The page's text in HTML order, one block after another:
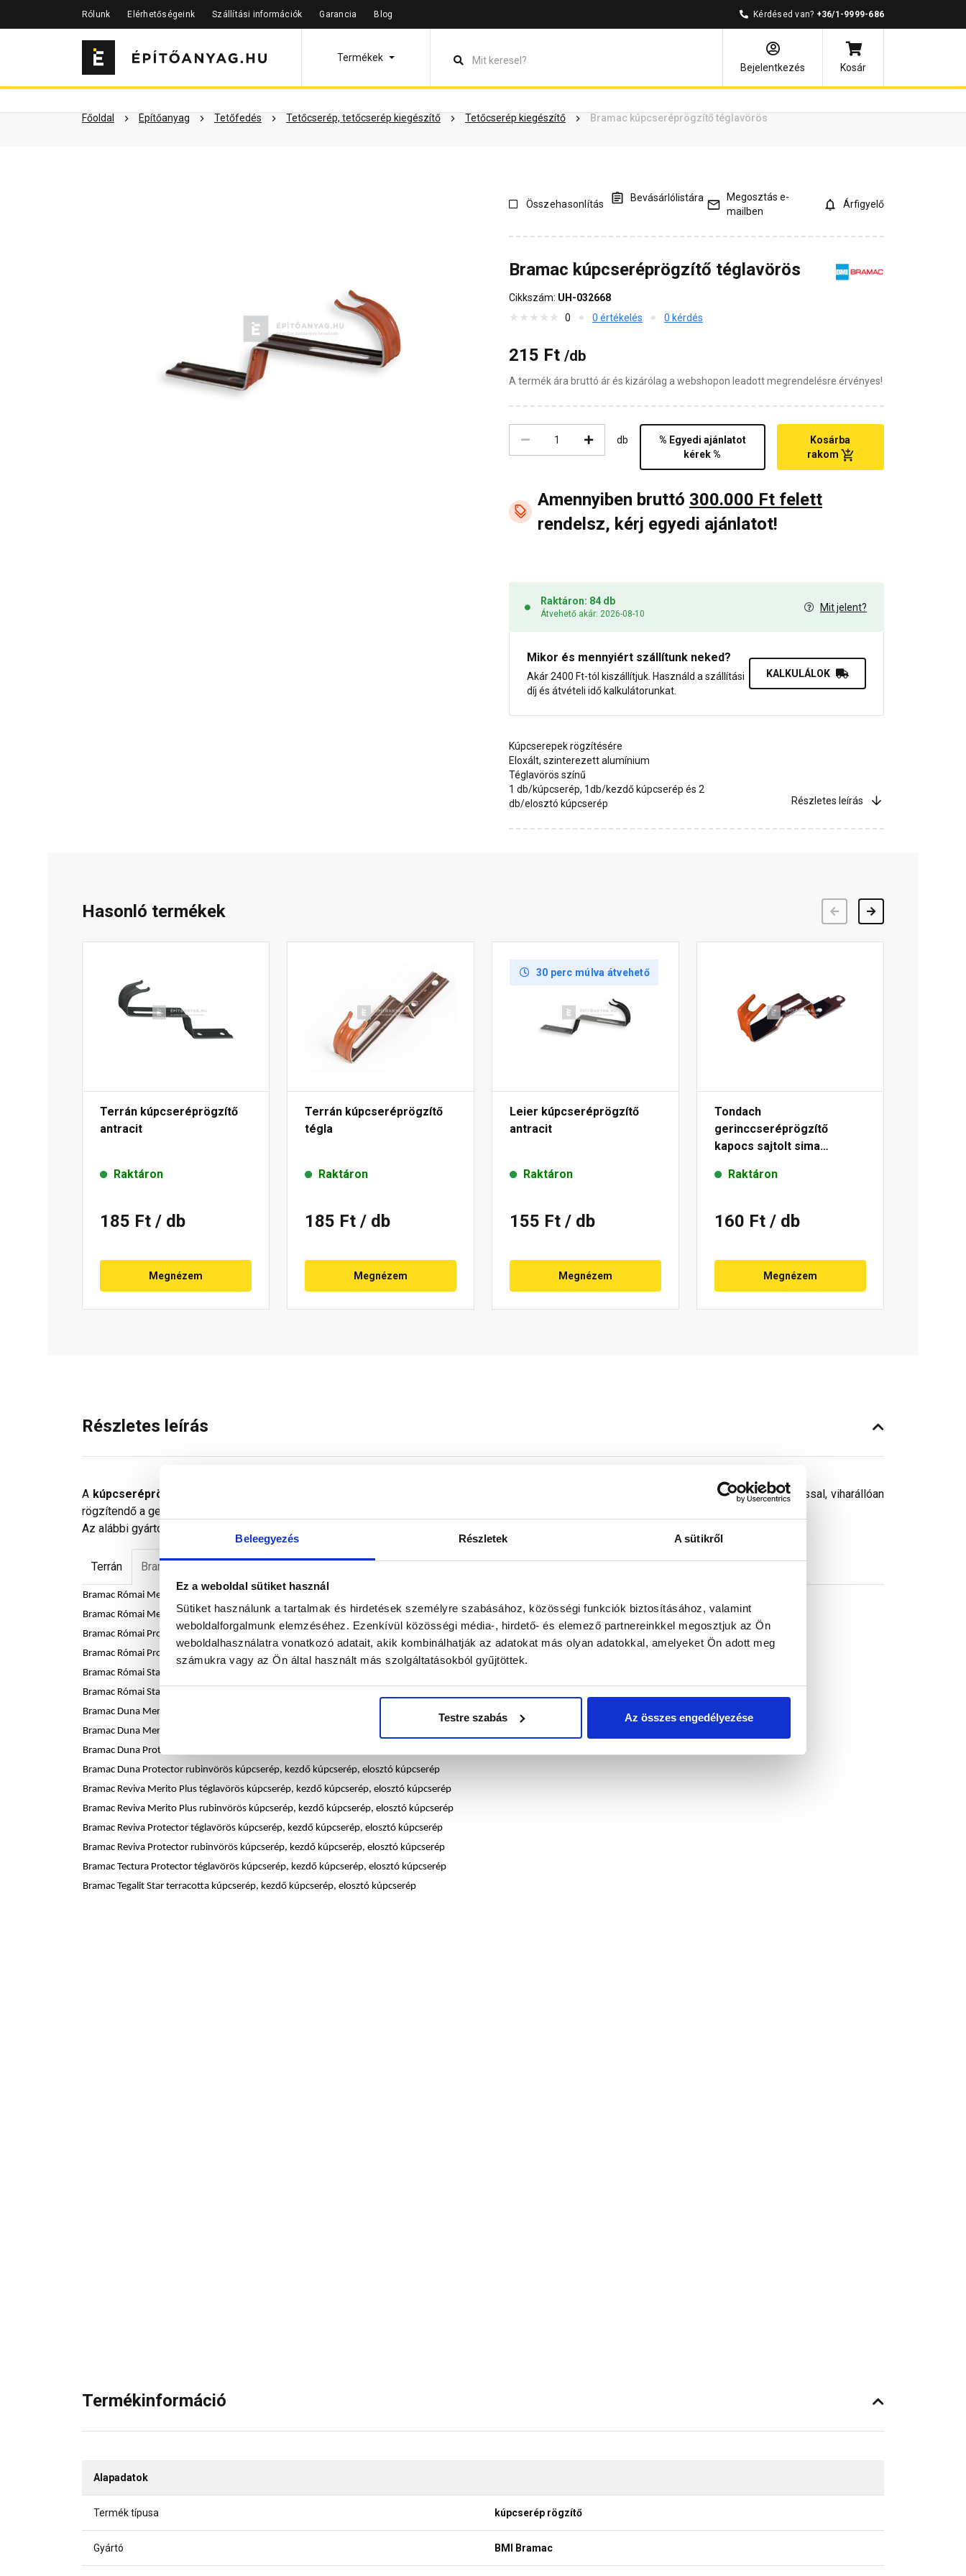
Beleegyezés Részletek A sütikről
Ez a weboldal sütiket használ
Sütiket használunk a tartalmak és hirdetések személyre szabásához, közösségi funkciók biztosításához, valamint
weboldalforgalmunk elemzéséhez. Ezenkívül közösségi média-, hirdető- és elemező partnereinkkel megosztjuk az Ön
weboldalhasználatra vonatkozó adatait, akik kombinálhatják az adatokat más olyan adatokkal, amelyeket Ön adott meg
számukra vagy az Ön által használt más szolgáltatásokból gyűjtöttek.
Testre szabás Az összes engedélyezése
Rólunk Elérhetőségeink Szállítási információk Garancia Blog Kérdésed van? +36/1-9999-686
Termékek
Bejelentkezés
Kosár
Főoldal Építőanyag Tetőfedés Tetőcserép, tetőcserép kiegészítő Tetőcserép kiegészítő Bramac kúpcseréprögzítő téglavörös
Szükséged lehet rá Részletes leírás Termékinformáció Dokumentumok Vásárlói vélemények Kérdések és válaszok
Összehasonlítás
Bevásárlólistára
Megosztás e-
mailben
Árfigyelő
Bramac kúpcseréprögzítő téglavörös
Cikkszám: UH-032668
0
0 értékelés 0 kérdés
215 Ft /db
A termék ára bruttó ár és kizárólag a webshopon leadott megrendelésre érvényes!
db
% Egyedi ajánlatot
kérek %
Kosárba
rakom
Amennyiben bruttó 300.000 Ft felett
rendelsz, kérj egyedi ajánlatot!
Raktáron: 84 db
Átvehető akár: 2026-08-10
Mit jelent?
Mikor és mennyiért szállítunk neked?
Akár 2400 Ft-tól kiszállítjuk. Használd a szállítási
díj és átvételi idő kalkulátorunkat.
KALKULÁLOK
Kúpcserepek rögzítésére
Eloxált, szinterezett alumínium
Téglavörös színű
1 db/kúpcserép, 1db/kezdő kúpcserép és 2
db/elosztó kúpcserép
Részletes leírás
Hasonló termékek
Terrán kúpcseréprögzítő
antracit
Raktáron
185 Ft / db
Megnézem
Terrán kúpcseréprögzítő
tégla
Raktáron
185 Ft / db
Megnézem
30 perc múlva átvehető
Leier kúpcseréprögzítő
antracit
Raktáron
155 Ft / db
Megnézem
Tondach
gerinccseréprögzítő
kapocs sajtolt sima
Raktáron
160 Ft / db
Megnézem
Részletes leírás
A kúpcseréprögzítő
a kúpcserepek rögzítését biztosítja. 1 db 3,1 x 75 mm-es és 2 db 2,8 x 50 mm-es horganyzott szeggel, vagy csavarozással, viharállóan
rögzítendő a gerincléchez!
Az alábbi gyártók termékeihez alkalmazható:
Terrán Bramac
Bramac Római Merito Plus téglavörös kúpcserép, kezdő kúpcserép, elosztó kúpcserép
Bramac Római Merito Plus rubinvörös kúpcserép, kezdő kúpcserép, elosztó kúpcserép
Bramac Római Protector téglavörös kúpcserép, kezdő kúpcserép, elosztó kúpcserép
Bramac Római Protector rubinvörös kúpcserép, kezdő kúpcserép, elosztó kúpcserép
Bramac Római Star téglavörös kúpcserép, kezdő kúpcserép, elosztó kúpcserép
Bramac Római Star rubinvörös kúpcserép, kezdő kúpcserép, elosztó kúpcserép
Bramac Duna Merito Plus téglavörös kúpcserép, kezdő kúpcserép, elosztó kúpcserép
Bramac Duna Merito Plus rubinvörös kúpcserép, kezdő kúpcserép, elosztó kúpcserép
Bramac Duna Protector téglavörös kúpcserép, kezdő kúpcserép, elosztó kúpcserép
Bramac Duna Protector rubinvörös kúpcserép, kezdő kúpcserép, elosztó kúpcserép
Bramac Reviva Merito Plus téglavörös kúpcserép, kezdő kúpcserép, elosztó kúpcserép
Bramac Reviva Merito Plus rubinvörös kúpcserép, kezdő kúpcserép, elosztó kúpcserép
Bramac Reviva Protector téglavörös kúpcserép, kezdő kúpcserép, elosztó kúpcserép
Bramac Reviva Protector rubinvörös kúpcserép, kezdő kúpcserép, elosztó kúpcserép
Bramac Tectura Protector téglavörös kúpcserép, kezdő kúpcserép, elosztó kúpcserép
Bramac Tegalit Star terracotta kúpcserép, kezdő kúpcserép, elosztó kúpcserép
Termékinformáció
Alapadatok
Termék típusa kúpcserép rögzítő
Gyártó BMI Bramac